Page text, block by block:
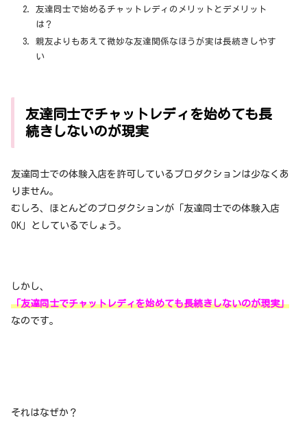
友達同士で始めるチャットレディのメリットとデメリット
は？
親友よりもあえて微妙な友達関係なほうが実は長続きしやす
い
友達同士でチャットレディを始めても長
続きしないのが現実
友達同士での体験入店を許可しているプロダクションは少なくあ
りません。
むしろ、ほとんどのプロダクションが「友達同士での体験入店
OK」としているでしょう。
しかし、
「友達同士でチャットレディを始めても長続きしないのが現実」
なのです。
それはなぜか？